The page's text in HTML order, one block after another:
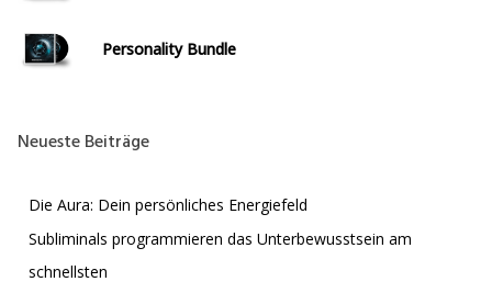
Personality Bundle
Neueste Beiträge
Die Aura: Dein persönliches Energiefeld
Subliminals programmieren das Unterbewusstsein am
schnellsten